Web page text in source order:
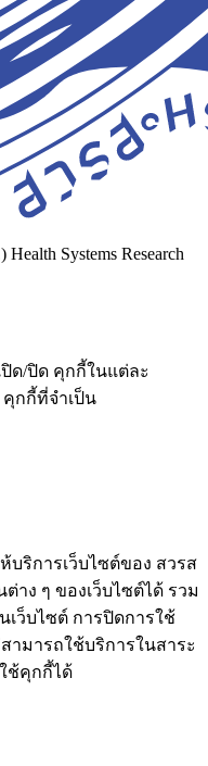
Health Systems Research
ด/ปิด คุกกี้ในแต่ละ
คุกกี้ที่จำเป็น
บริการเว็บไซต์ของ สวรส
าง ๆ ของเว็บไซต์ได้ รวม
ว็บไซต์ การปิดการใช้
ามารถใช้บริการในสาระ
ช้คุกกี้ได้